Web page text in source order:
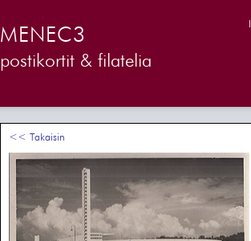
MENEC3
postikortit & filatelia
<< Takaisin